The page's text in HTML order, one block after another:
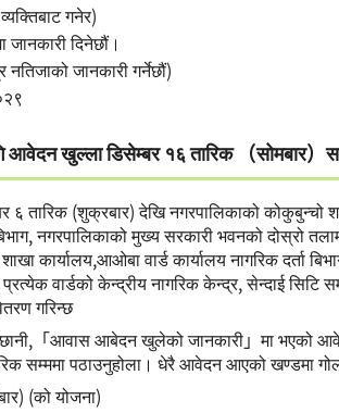
गनेर)
जानकारी दिनेछौं।
नतिजाको जानकारी गर्नेछौं)
आवेदन खुल्ला डिसेम्बर १६ तारिक （सोमबार
तारिक (शुक्रबार) देखि नगरपालिकाको कोकुबुन्चो
नगरपालिकाको मुख्य सरकारी भवनको दोस्रो
कार्यालय,आओबा वार्ड कार्यालय नागरिक दर्ता
वार्डको केन्द्रीय नागरिक केन्द्र, सेन्दाई सिटि
गरिन्छ
「आवास आबेदन खुलेको जानकारी」मा भएको
सम्ममा पठाउनुहोला। धेरै आवेदन आएको खण्डमा
(को योजना)